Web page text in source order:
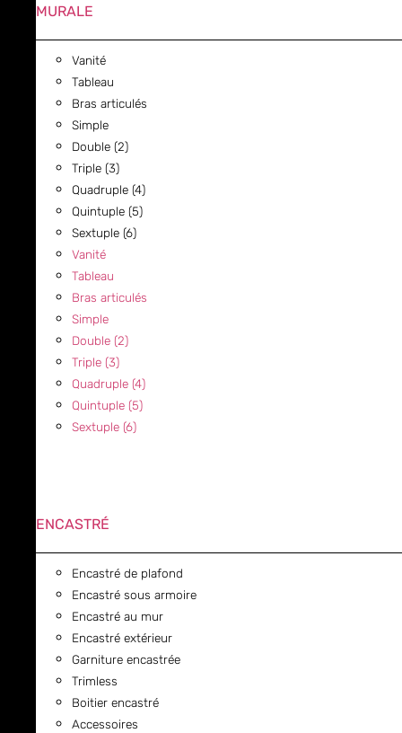
MURALE
Vanité
Tableau
Bras articulés
Simple
Double (2)
Triple (3)
Quadruple (4)
Quintuple (5)
Sextuple (6)
Vanité
Tableau
Bras articulés
Simple
Double (2)
Triple (3)
Quadruple (4)
Quintuple (5)
Sextuple (6)
ENCASTRÉ
Encastré de plafond
Encastré sous armoire
Encastré au mur
Encastré extérieur
Garniture encastrée
Trimless
Boitier encastré
Accessoires